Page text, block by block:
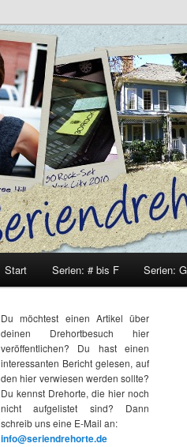
Seriendrehorte
Start Serien: # bis F Serien:
Du möchtest einen Artikel über
deinen Drehortbesuch hier
veröffentlichen? Du hast einen
interessanten Bericht gelesen, auf
den hier verwiesen werden sollte?
Du kennst Drehorte, die hier noch
nicht aufgelistet sind? Dann
schreib uns eine E-Mail an:
info@seriendrehorte.de